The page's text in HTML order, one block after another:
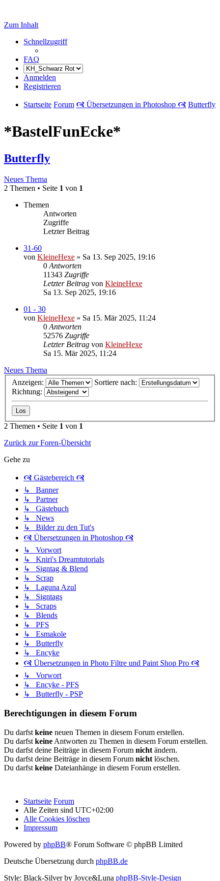
Zum Inhalt
Schnellzugriff
FAQ
Anmelden
Registrieren
Startseite Forum 🙧 Übersetzungen in Photoshop 🙧 Butterfly
*BastelFunEcke*
Butterfly
Neues Thema
2 Themen • Seite 1 von 1
Themen
Antworten
Zugriffe
Letzter Beitrag
31-60
von KleineHexe » Sa 13. Sep 2025, 19:16
0 Antworten
11343 Zugriffe
Letzter Beitrag von KleineHexe
Sa 13. Sep 2025, 19:16
01 - 30
von KleineHexe » Sa 15. Mär 2025, 11:24
0 Antworten
52576 Zugriffe
Letzter Beitrag von KleineHexe
Sa 15. Mär 2025, 11:24
Neues Thema
Anzeigen:
Sortiere nach:
Richtung:
2 Themen • Seite 1 von 1
Zurück zur Foren-Übersicht
Gehe zu
🙧 Gästebereich 🙧
↳ Banner
↳ Partner
↳ Gästebuch
↳ News
↳ Bilder zu den Tut's
🙧 Übersetzungen in Photoshop 🙧
↳ Vorwort
↳ Kniri's Dreamtutorials
↳ Signtag & Blend
↳ Scrap
↳ Laguna Azul
↳ Signtags
↳ Scraps
↳ Blends
↳ PFS
↳ Esmakole
↳ Butterfly
↳ Encyke
🙧 Übersetzungen in Photo Filtre und Paint Shop Pro 🙧
↳ Vorwort
↳ Encyke - PFS
↳ Butterfly - PSP
Berechtigungen in diesem Forum
Du darfst keine neuen Themen in diesem Forum erstellen.
Du darfst keine Antworten zu Themen in diesem Forum erstellen.
Du darfst deine Beiträge in diesem Forum nicht ändern.
Du darfst deine Beiträge in diesem Forum nicht löschen.
Du darfst keine Dateianhänge in diesem Forum erstellen.
Startseite Forum
Alle Zeiten sind UTC+02:00
Alle Cookies löschen
Impressum
Powered by phpBB® Forum Software © phpBB Limited
Deutsche Übersetzung durch phpBB.de
Style: Black-Silver by Joyce&Luna phpBB-Style-Design